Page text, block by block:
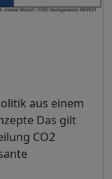
aus einem
Das gilt
CO2